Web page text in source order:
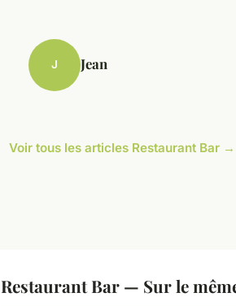
J Jean
Voir tous les articles Restaurant Bar →
Restaurant Bar — Sur le